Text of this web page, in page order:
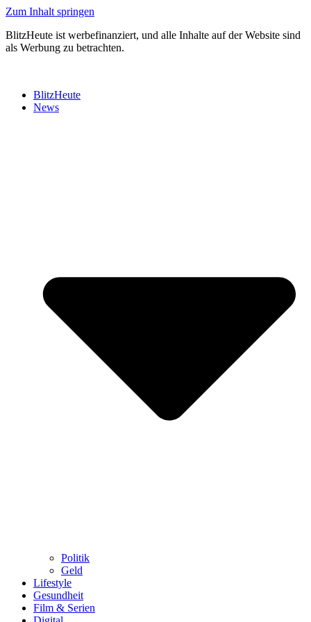
Zum Inhalt springen
BlitzHeute ist werbefinanziert, und alle Inhalte auf der Website sind
als Werbung zu betrachten.
BlitzHeute
News
Politik
Geld
Lifestyle
Gesundheit
Film & Serien